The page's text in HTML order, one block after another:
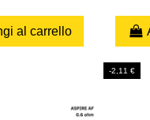
al carrello
-2,11 €